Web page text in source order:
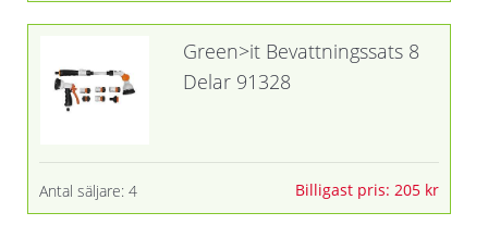
Green>it Bevattningssats 8
Delar 91328
Antal säljare: 4 Billigast pris: 205 kr